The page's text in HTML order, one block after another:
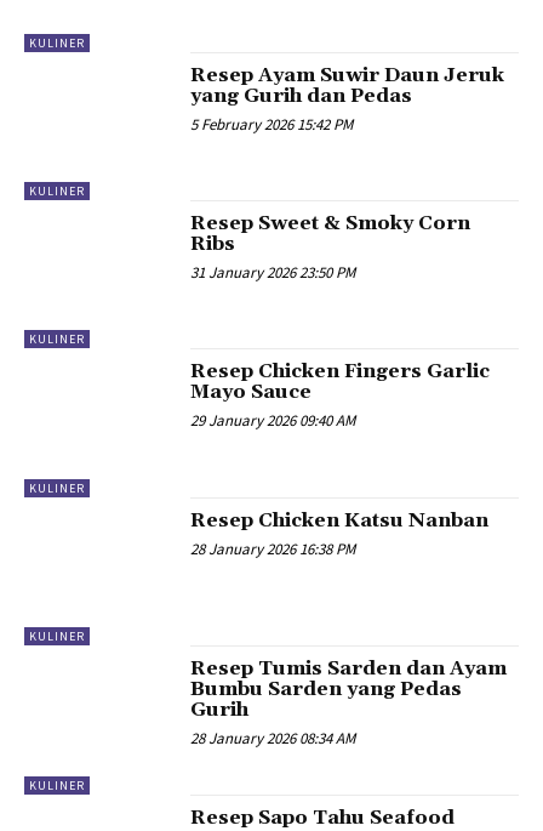
KULINER
KULINER
Resep Ayam Suwir Daun Jeruk
yang Gurih dan Pedas
5 February 2026 15:42 PM
KULINER
Resep Sweet & Smoky Corn
Ribs
31 January 2026 23:50 PM
KULINER
Resep Chicken Fingers Garlic
Mayo Sauce
29 January 2026 09:40 AM
KULINER
Resep Chicken Katsu Nanban
28 January 2026 16:38 PM
KULINER
Resep Tumis Sarden dan Ayam
Bumbu Sarden yang Pedas
Gurih
28 January 2026 08:34 AM
Resep Sapo Tahu Seafood